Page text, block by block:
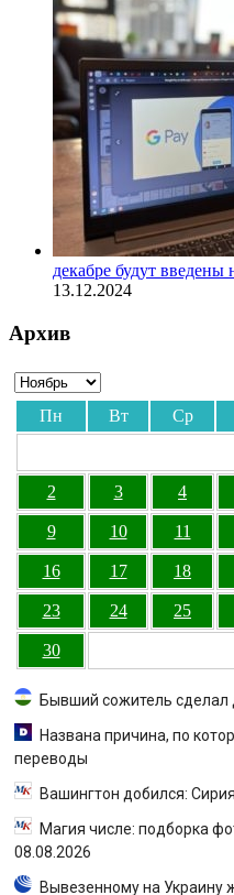
декабре будут
13.12.2024
Архив
Пн Вт Ср
2 3 4
9 10 11
16 17 18
23 24 25
30
Бывший сожитель сделал
Названа причина, по
переводы
Вашингтон добился:
Магия числе: подборка
08.08.2026
Вывезенному на Украину